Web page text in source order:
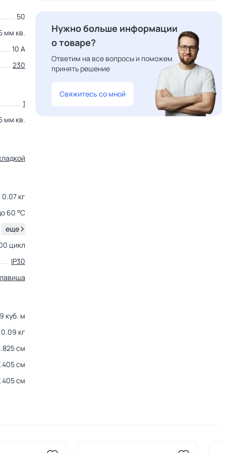
50
мм кв.
10 А
230
1
мм кв.
0.07 кг
60 °С
еще
цикл
IP30
куб. м
0.09 кг
см
см
см
Нужно больше информации
о товаре?
Ответим на все вопросы и поможем
принять решение
Свяжитесь со мной